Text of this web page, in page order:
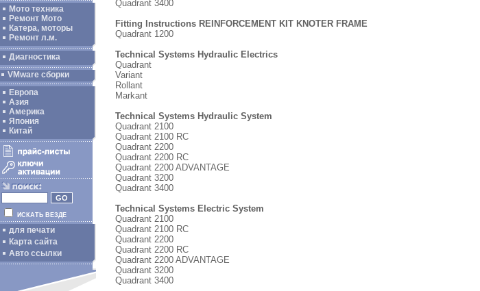
Мото техника
Ремонт Мото
Катера, моторы
Ремонт л.м.
Диагностика
VMware сборки
Европа
Азия
Америка
Япония
Китай
ИСКАТЬ ВЕЗДЕ
для печати
Карта сайта
Авто ссылки
Quadrant 3400
Fitting Instructions REINFORCEMENT KIT KNOTER FRAME
Quadrant 1200
Technical Systems Hydraulic Electrics
Quadrant
Variant
Rollant
Markant
Technical Systems Hydraulic System
Quadrant 2100
Quadrant 2100 RC
Quadrant 2200
Quadrant 2200 RC
Quadrant 2200 ADVANTAGE
Quadrant 3200
Quadrant 3400
Technical Systems Electric System
Quadrant 2100
Quadrant 2100 RC
Quadrant 2200
Quadrant 2200 RC
Quadrant 2200 ADVANTAGE
Quadrant 3200
Quadrant 3400